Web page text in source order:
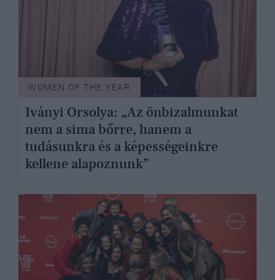
WOMEN OF THE YEAR
Iványi Orsolya: „Az önbizalmunkat
nem a sima bőrre, hanem a
tudásunkra és a képességeinkre
kellene alapoznunk”